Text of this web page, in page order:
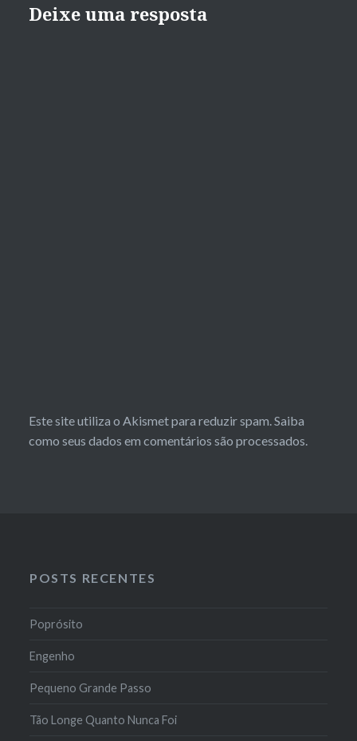
Deixe uma resposta
Este site utiliza o Akismet para reduzir spam.Saiba
como seus dados em comentários são processados.
POSTS RECENTES
Poprósito
Engenho
Pequeno Grande Passo
Tão Longe Quanto Nunca Foi